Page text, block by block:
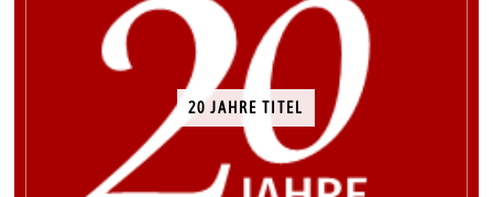
20 JAHRE TITEL